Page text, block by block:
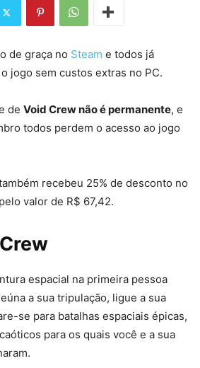
de graça no Steam e todos já
jogo sem custos extras no PC.
de Void Crew não é permanente, e
todos perdem o acesso ao jogo
recebeu 25% de desconto no
valor de R$ 67,42.
espacial na primeira pessoa
a sua tripulação, ligue a sua
se para batalhas espaciais épicas,
para os quais você e a sua